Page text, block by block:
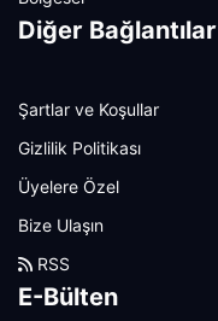
Diğer Bağlantılar
Şartlar ve Koşullar
Gizlilik Politikası
Üyelere Özel
Bize Ulaşın
RSS
E-Bülten